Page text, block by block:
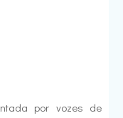
por vozes de